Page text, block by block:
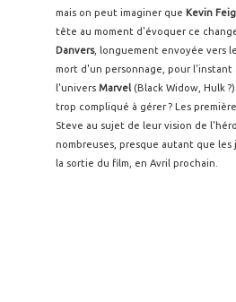
mais on peut imaginer que Kevin
tête au moment d'évoquer ce
Danvers, longuement envoyée vers
mort d'un personnage, pour l'instant
l'univers Marvel (Black Widow, Hulk
trop compliqué à gérer ? Les
Steve au sujet de leur vision de
nombreuses, presque autant que les
la sortie du film, en Avril prochain.